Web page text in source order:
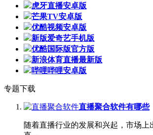
虎牙直播安卓版
芒果TV安卓版
优酷视频安卓版
新版爱奇艺手机版
优酷国际版官方版
新浪体育直播最新版
哔哩哔哩安卓版
专题下载
直播聚合软件有哪些
随着直播行业的发展和兴起，市场上